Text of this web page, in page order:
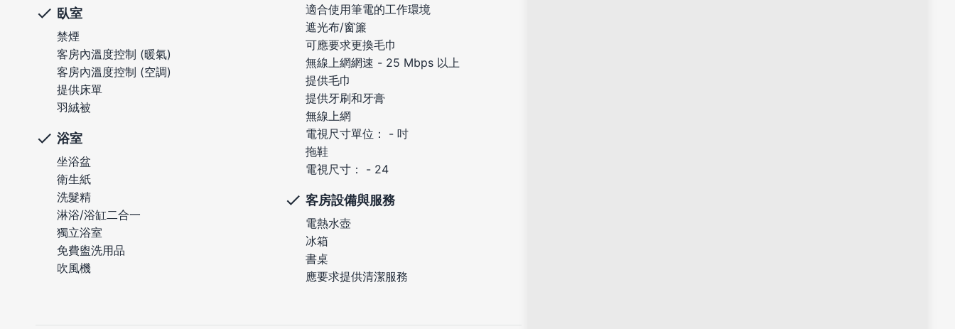
臥室
禁煙
客房內溫度控制 (暖氣)
客房內溫度控制 (空調)
提供床單
羽絨被
浴室
坐浴盆
衛生紙
洗髮精
淋浴/浴缸二合一
獨立浴室
免費盥洗用品
吹風機
適合使用筆電的工作環境
遮光布/窗簾
可應要求更換毛巾
無線上網網速 - 25 Mbps 以上
提供毛巾
提供牙刷和牙膏
無線上網
電視尺寸單位： - 吋
拖鞋
電視尺寸： - 24
客房設備與服務
電熱水壺
冰箱
書桌
應要求提供清潔服務